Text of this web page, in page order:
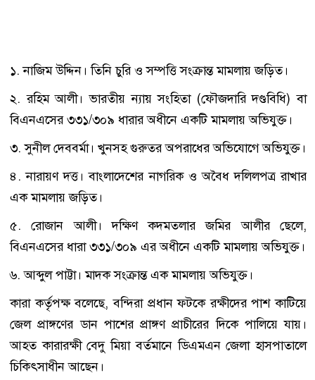
১. নাজিম উদ্দিন। তিনি চুরি ও সম্পত্তি সংক্রান্ত মামলায় জড়িত।
২. রহিম আলী। ভারতীয় ন্যায় সংহিতা (ফৌজদারি দণ্ডবিধি) বা
বিএনএসের ৩৩১/৩০৯ ধারার অধীনে একটি মামলায় অভিযুক্ত।
৩. সুনীল দেববর্মা। খুনসহ গুরুতর অপরাধের অভিযোগে অভিযুক্ত।
৪. নারায়ণ দত্ত। বাংলাদেশের নাগরিক ও অবৈধ দলিলপত্র রাখার
এক মামলায় জড়িত।
৫. রোজান আলী। দক্ষিণ কদমতলার জমির আলীর ছেলে,
বিএনএসের ধারা ৩৩১/৩০৯ এর অধীনে একটি মামলায় অভিযুক্ত।
৬. আব্দুল পাট্টা। মাদক সংক্রান্ত এক মামলায় অভিযুক্ত।
কারা কর্তৃপক্ষ বলেছে, বন্দিরা প্রধান ফটকে রক্ষীদের পাশ কাটিয়ে
জেল প্রাঙ্গণের ডান পাশের প্রাঙ্গণ প্রাচীরের দিকে পালিয়ে যায়।
আহত কারারক্ষী বেদু মিয়া বর্তমানে ডিএমএন জেলা হাসপাতালে
চিকিৎসাধীন আছেন।